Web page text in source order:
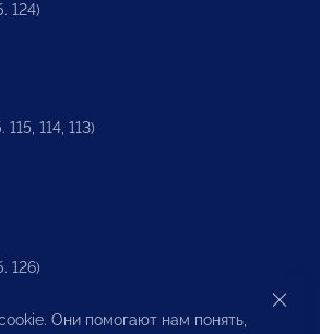
124)
114, 113)
126)
Они помогают нам понять,